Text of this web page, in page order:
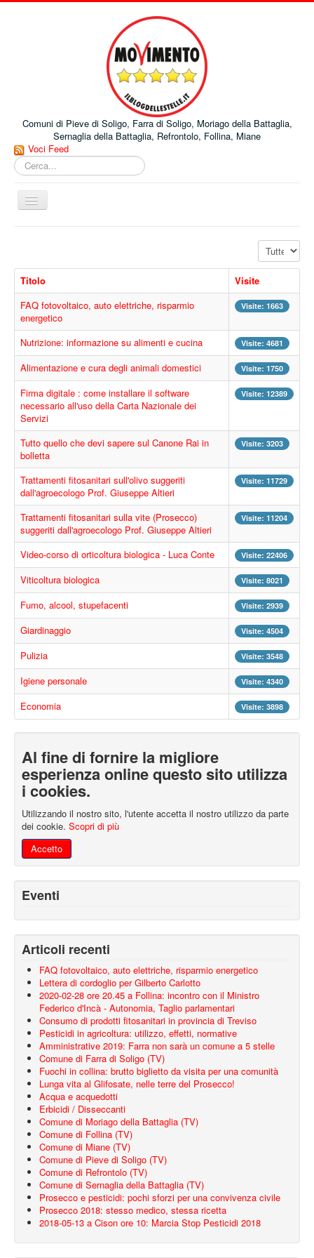
Comuni di Pieve di Soligo, Farra di Soligo, Moriago della Battaglia,
Sernaglia della Battaglia, Refrontolo, Follina, Miane
Voci Feed
Cerca...
Cambia
navigazione
Progetti
Pubblicazioni
Video
Eventi
News
Informazioni
Links
Gruppo
Segnalazioni
Sei qui: Home Informazioni
Visualizza n.
Titolo
Visite
FAQ fotovoltaico, auto elettriche, risparmio
energetico
Visite: 1663
Nutrizione: informazione su alimenti e cucina Visite: 4681
Alimentazione e cura degli animali domestici Visite: 1750
Firma digitale : come installare il software
necessario all'uso della Carta Nazionale dei
Servizi
Visite: 12389
Tutto quello che devi sapere sul Canone Rai in
bolletta
Visite: 3203
Trattamenti fitosanitari sull'olivo suggeriti
dall'agroecologo Prof. Giuseppe Altieri
Visite: 11729
Trattamenti fitosanitari sulla vite (Prosecco)
suggeriti dall'agroecologo Prof. Giuseppe Altieri
Visite: 11204
Video-corso di orticoltura biologica - Luca Conte Visite: 22406
Viticoltura biologica Visite: 8021
Fumo, alcool, stupefacenti Visite: 2939
Giardinaggio Visite: 4504
Pulizia Visite: 3548
Igiene personale Visite: 4340
Economia Visite: 3898
Al fine di fornire la migliore
esperienza online questo sito utilizza
i cookies.
Utilizzando il nostro sito, l'utente accetta il nostro utilizzo da parte
dei cookie. Scopri di più
Accetto
Eventi
Articoli recenti
FAQ fotovoltaico, auto elettriche, risparmio energetico
Lettera di cordoglio per Gilberto Carlotto
2020-02-28 ore 20.45 a Follina: incontro con il Ministro
Federico d'Incà - Autonomia, Taglio parlamentari
Consumo di prodotti fitosanitari in provincia di Treviso
Pesticidi in agricoltura: utilizzo, effetti, normative
Amministrative 2019: Farra non sarà un comune a 5 stelle
Comune di Farra di Soligo (TV)
Fuochi in collina: brutto biglietto da visita per una comunità
Lunga vita al Glifosate, nelle terre del Prosecco!
Acqua e acquedotti
Erbicidi / Disseccanti
Comune di Moriago della Battaglia (TV)
Comune di Follina (TV)
Comune di Miane (TV)
Comune di Pieve di Soligo (TV)
Comune di Refrontolo (TV)
Comune di Sernaglia della Battaglia (TV)
Prosecco e pesticidi: pochi sforzi per una convivenza civile
Prosecco 2018: stesso medico, stessa ricetta
2018-05-13 a Cison ore 10: Marcia Stop Pesticidi 2018